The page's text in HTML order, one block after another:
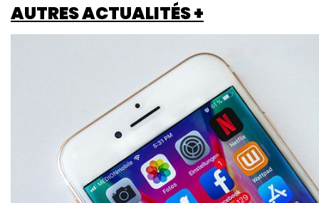
AUTRES ACTUALITÉS +